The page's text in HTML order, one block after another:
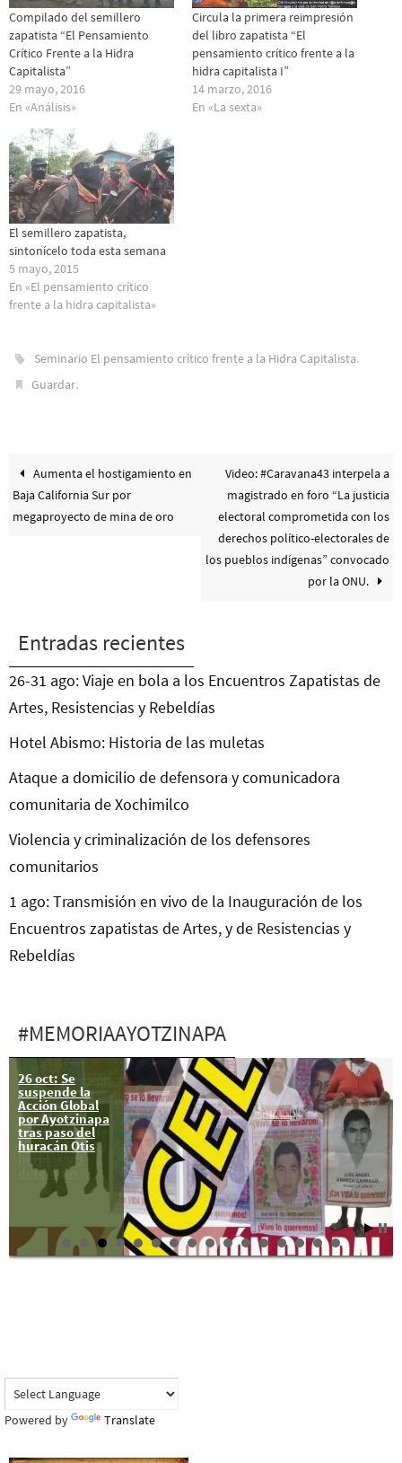
Compilado del semillero
zapatista “El Pensamiento
Crítico Frente a la Hidra
Capitalista”
29 mayo, 2016
En «Análisis»
Circula la primera reimpresión
del libro zapatista “El
pensamiento crítico frente a la
hidra capitalista I”
14 marzo, 2016
En «La sexta»
El semillero zapatista,
sintonícelo toda esta semana
5 mayo, 2015
En «El pensamiento crítico
frente a la hidra capitalista»
Seminario El pensamiento crítico frente a la Hidra Capitalista.
Guardar.
Aumenta el hostigamiento en
Baja California Sur por
megaproyecto de mina de oro
Video: #Caravana43 interpela a
magistrado en foro “La justicia
electoral comprometida con los
derechos político-electorales de
los pueblos indígenas” convocado
por la ONU.
Entradas recientes
26-31 ago: Viaje en bola a los Encuentros Zapatistas de
Artes, Resistencias y Rebeldías
Hotel Abismo: Historia de las muletas
Ataque a domicilio de defensora y comunicadora
comunitaria de Xochimilco
Violencia y criminalización de los defensores
comunitarios
1 ago: Transmisión en vivo de la Inauguración de los
Encuentros zapatistas de Artes, y de Resistencias y
Rebeldías
#MEMORIAAYOTZINAPA
26 oct: Se
suspende la
Acción Global
por Ayotzinapa
tras paso del
huracán Otis
Nueva agresión
del gobierno
mexicano
contra
normalistas de
Ayotzinapa, 17
heridos y 9
detenidos
Powered by Translate